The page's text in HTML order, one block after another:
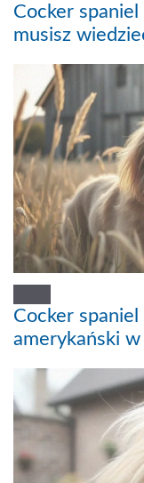
Cocker
musisz
Cocker
amerykański